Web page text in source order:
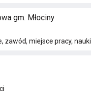
gm. Młociny
zawód, miejsce pracy, nauki